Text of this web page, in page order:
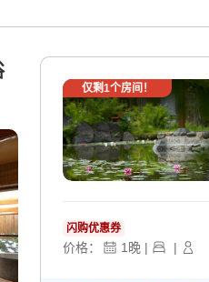
仅剩1个房间！
闪购优惠券
价格： 1 晚 | |